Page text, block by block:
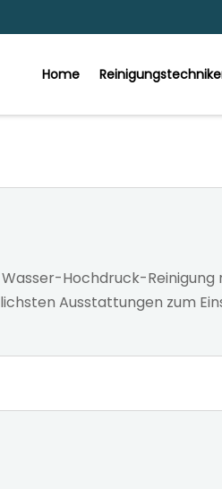
Home
Hochdruck-
Ausstattungen zum